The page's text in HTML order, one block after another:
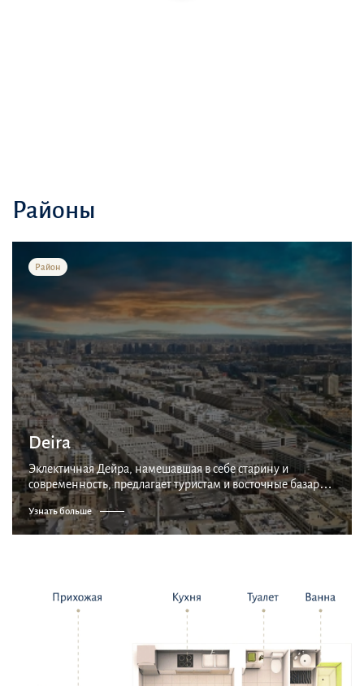
Районы
Район
Deira
Эклектичная Дейра, намешавшая в себе старину и
современность, предлагает туристам и восточные базары,
и старинную лодочную пристань, и удивительные
сияющие небоскребы, с которых начинаются деловые
ква...
Узнать больше